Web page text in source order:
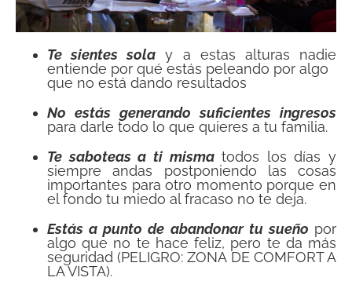
Te sientes sola y a estas alturas nadie
entiende por qué estás peleando por algo
que no está dando resultados
No estás generando suficientes ingresos
para darle todo lo que quieres a tu familia.
Te saboteas a ti mismatodos los días y
siempre andas postponiendo las cosas
importantes para otro momento porque en
el fondo tu miedo al fracaso no te deja.
Estás a punto de abandonar tu sueño por
algo que no te hace feliz, pero te da más
seguridad (PELIGRO: ZONA DE COMFORT A
LA VISTA).